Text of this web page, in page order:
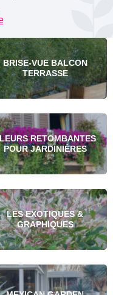
BRISE-VUE BALCON
TERRASSE
RETOMBANTES
POUR JARDINIÈRES
LES EXOTIQUES &
GRAPHIQUES